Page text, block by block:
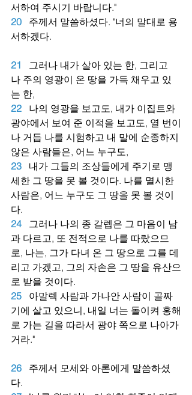
서하여 주시기 바랍니다."
20
주께서 말씀하셨다. "너의 말대로 용
서하겠다.
21
그러나 내가 살아 있는 한, 그리고
나 주의 영광이 온 땅을 가득 채우고 있
는 한,
22
나의 영광을 보고도, 내가 이집트와
광야에서 보여 준 이적을 보고도, 열 번이
나 거듭 나를 시험하고 내 말에 순종하지
않은 사람들은, 어느 누구도,
23
내가 그들의 조상들에게 주기로 맹
세한 그 땅을 못 볼 것이다. 나를 멸시한
사람은, 어느 누구도 그 땅을 못 볼 것이
다.
24
그러나 나의 종 갈렙은 그 마음이 남
과 다르고, 또 전적으로 나를 따랐으므
로, 나는, 그가 다녀 온 그 땅으로 그를 데
리고 가겠고, 그의 자손은 그 땅을 유산으
로 받을 것이다.
25
아말렉 사람과 가나안 사람이 골짜
기에 살고 있으니, 내일 너는 돌이켜 홍해
로 가는 길을 따라서 광야 쪽으로 나아가
거라."
26
주께서 모세와 아론에게 말씀하셨
다.